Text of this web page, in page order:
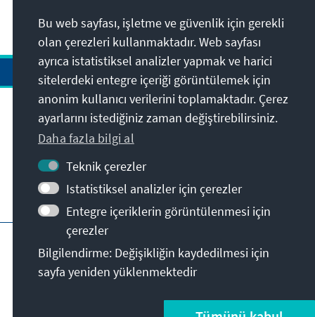
Adres
İletişim
Bunlara da göz atabilirsiniz
KAS ana sayfası
Kullanım şartları
Erişilebilirlik Bildirgesi
Rapor bariyeri
© Konrad-Adenauer-Stiftung e.V. 2026
Bu web sayfası, işletme ve güvenlik için gerekli
olan çerezleri kullanmaktadır. Web sayfası
ayrıca istatistiksel analizler yapmak ve harici
sitelerdeki entegre içeriği görüntülemek için
anonim kullanıcı verilerini toplamaktadır. Çerez
ayarlarını istediğiniz zaman değiştirebilirsiniz.
Daha fazla bilgi al
Teknik çerezler
Istatistiksel analizler için çerezler
Entegre içeriklerin görüntülenmesi için
çerezler
Bilgilendirme: Değişikliğin kaydedilmesi için
sayfa yeniden yüklenmektedir